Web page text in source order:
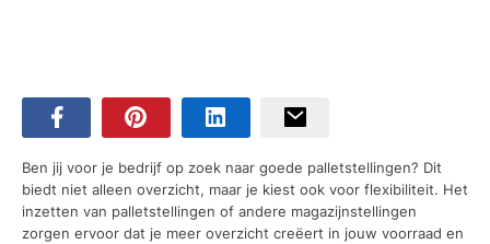
Ben jij voor je bedrijf op zoek naar goede palletstellingen? Dit
biedt niet alleen overzicht, maar je kiest ook voor flexibiliteit. Het
inzetten van palletstellingen of andere magazijnstellingen
zorgen ervoor dat je meer overzicht creëert in jouw voorraad en